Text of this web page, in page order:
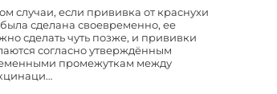
случаи, если прививка от краснухи
сделана своевременно, ее
сделать чуть позже, и прививки
согласно утверждённым
промежуткам между